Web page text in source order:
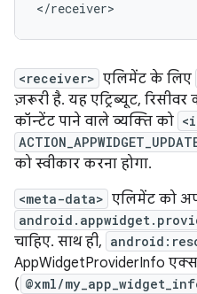
<receiver> एलिमेंट के लिए
ज़रूरी है. यह एट्रिब्यूट,
कॉन्टेंट पाने वाले व्यक्ति को
को स्वीकार करना होगा.
<meta-data> एलिमेंट को
चाहिए. साथ ही,
AppWidgetProviderInfo
( @xml/